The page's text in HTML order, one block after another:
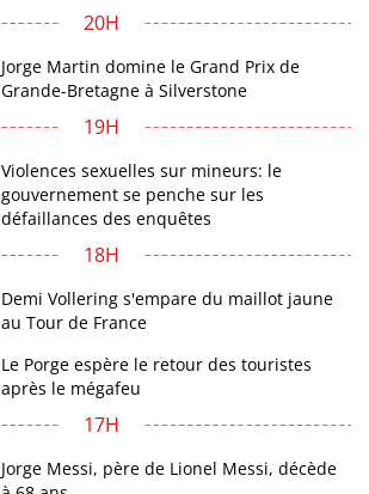
20H
Jorge Martin domine le Grand Prix de
Grande-Bretagne à Silverstone
19H
Violences sexuelles sur mineurs: le
gouvernement se penche sur les
défaillances des enquêtes
18H
Demi Vollering s'empare du maillot jaune
au Tour de France
Le Porge espère le retour des touristes
après le mégafeu
17H
Jorge Messi, père de Lionel Messi, décède